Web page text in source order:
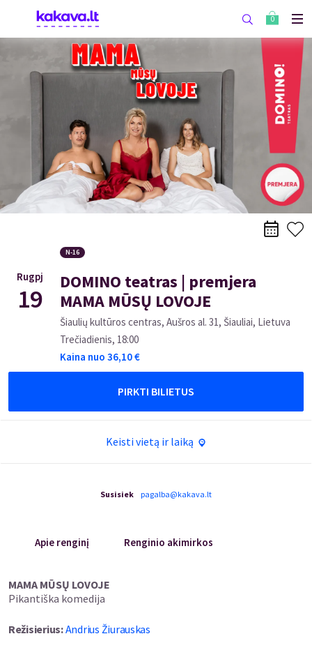
0
Rugpj
19
N-16
DOMINO teatras | premjera
MAMA MŪSŲ LOVOJE
Šiaulių kultūros centras, Aušros al. 31, Šiauliai, Lietuva
Trečiadienis, 18:00
Kaina nuo 36,10€
PIRKTI BILIETUS
Keisti vietą ir laiką
Susisiek pagalba@kakava.lt
Apie renginį Renginio akimirkos
MAMA MŪSŲ LOVOJE
Pikantiška komedija
Režisierius:Andrius Žiurauskas